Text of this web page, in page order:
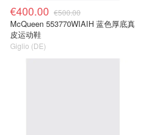
€400.00 €500.00
McQueen 553770WIAIH 蓝色厚底真
皮运动鞋
Giglio (DE)